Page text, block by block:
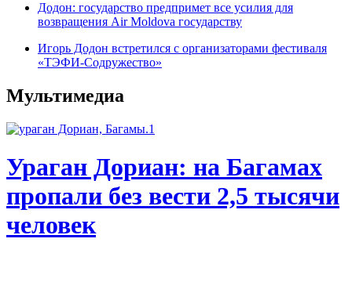
Додон: государство предпримет все усилия для
возвращения Air Moldova государству
Игорь Додон встретился с организаторами фестиваля
«ТЭФИ-Содружество»
Мультимедиа
Ураган Дориан: на Багамах
пропали без вести 2,5 тысячи
человек